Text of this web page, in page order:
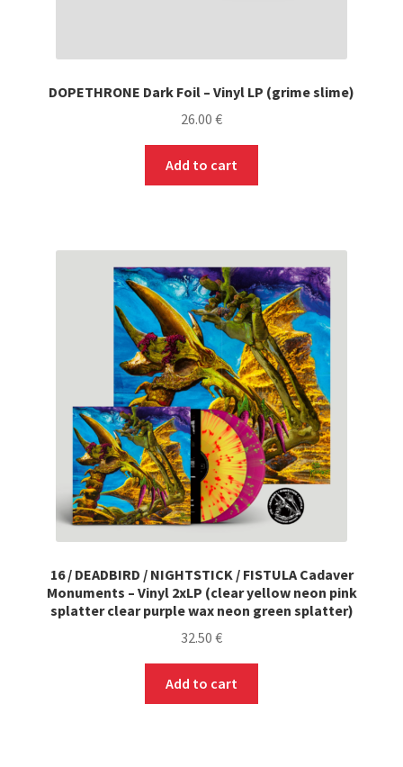
DOPETHRONE Dark Foil – Vinyl LP (grime slime)
26.00 €
Add to cart
16 / DEADBIRD / NIGHTSTICK / FISTULA Cadaver
Monuments – Vinyl 2xLP (clear yellow neon pink
splatter clear purple wax neon green splatter)
32.50 €
Add to cart